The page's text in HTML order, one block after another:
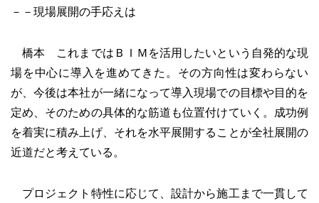
－－現場展開の手応えは
橋本 これまではＢＩＭを活用したいという自発的な現
場を中心に導入を進めてきた。その方向性は変わらない
が、今後は本社が一緒になって導入現場での目標や目的を
定め、そのための具体的な筋道も位置付けていく。成功例
を着実に積み上げ、それを水平展開することが全社展開の
近道だと考えている。
プロジェクト特性に応じて、設計から施工まで一貫して